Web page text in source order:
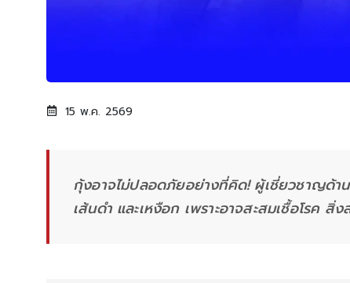
15 พ.ค. 2569
กุ้งอาจไม่ปลอดภัยอย่างที่คิด! ผู้เชี่ยวชาญด้า
เส้นดำ และเหงือก เพราะอาจสะสมเชื้อโรค สิ่